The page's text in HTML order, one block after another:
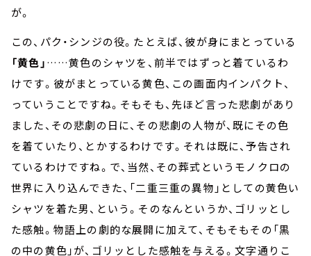
が。
この、パク・シンジの役。たとえば、彼が身にまとっている
「黄色」……黄色のシャツを、前半ではずっと着ているわ
けです。彼がまとっている黄色、この画面内インパクト、
っていうことですね。そもそも、先ほど言った悲劇があり
ました、その悲劇の日に、その悲劇の人物が、既にその色
を着ていたり、とかするわけです。それは既に、予告され
ているわけですね。で、当然、その葬式というモノクロの
世界に入り込んできた、「二重三重の異物」としての黄色い
シャツを着た男、という。そのなんというか、ゴリッとし
た感触。物語上の劇的な展開に加えて、そもそもその「黒
の中の黄色」が、ゴリッとした感触を与える。文字通りこ